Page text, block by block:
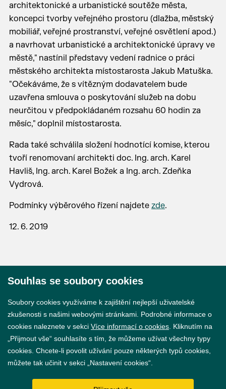
architektonické a urbanistické soutěže města,
koncepci tvorby veřejného prostoru (dlažba, městský
mobiliář, veřejné prostranství, veřejné osvětlení apod.)
a navrhovat urbanistické a architektonické úpravy ve
městě," nastínil představy vedení radnice o práci
městského architekta místostarosta Jakub Matuška.
"Očekáváme, že s vítězným dodavatelem bude
uzavřena smlouva o poskytování služeb na dobu
neurčitou v předpokládaném rozsahu 60 hodin za
měsíc," doplnil místostarosta.
Rada také schválila složení hodnotící komise, kterou
tvoří renomovaní architekti doc. Ing. arch. Karel
Havliš, Ing. arch. Karel Božek a Ing. arch. Zdeňka
Vydrová.
Podmínky výběrového řízení najdete zde.
12. 6. 2019
GDPR
Souhlas se soubory cookies
Soubory cookies využíváme k zajištění nejlepší uživatelské
zkušenosti s našimi webovými stránkami. Podrobné informace o
cookies naleznete v sekci Více informací o cookies . Kliknutím na
„Přijmout vše“ souhlasíte s tím, že můžeme užívat všechny typy
cookies. Chcete-li povolit užívání pouze některých typů cookies,
můžete tak učinit v sekci „Nastavení cookies“.